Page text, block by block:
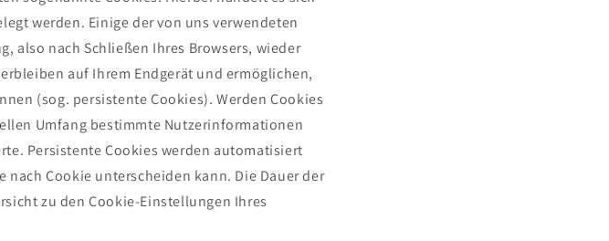
werden. Einige der von uns verwendeten
also nach Schließen Ihres Browsers, wieder
auf Ihrem Endgerät und ermöglichen,
(sog. persistente Cookies). Werden Cookies
Umfang bestimmte Nutzerinformationen
Persistente Cookies werden automatisiert
nach Cookie unterscheiden kann. Die Dauer der
zu den Cookie-Einstellungen Ihres